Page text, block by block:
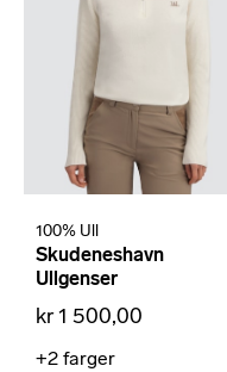
100% Ull
Skudeneshavn
Ullgenser
kr 1 500,00
+2 farger